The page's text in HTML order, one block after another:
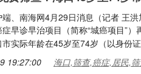
端、南海网4月29日消息（记者 王
早诊早治项目（简称“城癌项目”）
实际年龄在45岁至74岁（以身份
19:27:00 海口,筛查,癌症,居民,